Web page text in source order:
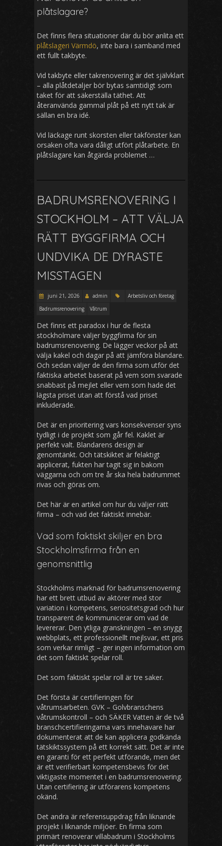
plåtslagare?
Det finns flera situationer där du bör anlita ett
plåtslageri Värmdö, inte bara i samband med
ett fullt takbyte.
Vid takbyte eller takrenovering är det självklart
– alla plåtdetaljer bör bytas samtidigt som
taket för att säkerställa täthet. Att
återanvända gammal plåt på ett nytt tak är
sällan en bra idé.
Vid läckage runt skorsten eller takfönster kan
orsaken ofta vara dåligt utfört plåtarbete. En
plåtslagare kan åtgärda problemet …
BADRUMSRENOVERING I
STOCKHOLM – ATT VÄLJA
RÄTT BYGGFIRMA OCH
UNDVIKA DE DYRASTE
MISSTAGEN
juni 21, 2026 admin
Arbetsliv och företag
Badrumsrenovering
Våtrum
Det finns ett paradox i hur de flesta
stockholmare väljer byggfirma för sin
badrumsrenovering. De lägger veckor på att
välja kakel och dagar på att jämföra blandare.
Och sedan väljer de den firma som utför det
faktiska arbetet baserat på vem som svarade
snabbast på mejlet eller vem som hade det
lägsta priset utan att förstå vad priset
inkluderade.
Det är en prioritering vars konsekvenser syns
tydligt i de projekt som går fel. Kaklet är
perfekt valt. Blandarens design är
genomtänkt. Och tätskiktet är felaktigt
applicerat, fukten har tagit sig in bakom
väggarna och om tre år ska hela badrummet
rivas och göras om.
Det här är en artikel om hur du väljer rätt
firma – och vad det faktiskt innebär.
Vad som faktiskt skiljer en bra
Stockholmsfirma från en
genomsnittlig
Stockholms marknad för badrumsrenovering
har ett brett utbud av aktörer med stor
variation i kompetens, seriositetsgrad och hur
transparent de kommunicerar om vad de
levererar. Den ytliga granskningen – en snygg
webbplats, ett professionellt mejlsvar, ett pris
som verkar rimligt – ger ingen information om
det som faktiskt spelar roll.
Det som faktiskt spelar roll är tre saker.
Det första är certifieringen för
våtrumsarbeten. GVK – Golvbranschens
våtrumskontroll – och SÄKER Vatten är de två
branschcertifieringarna vars innehavare har
dokumenterat att de kan applicera godkända
tätskiktssystem på ett korrekt sätt. Det är inte
en garanti för ett perfekt utförande, men det
är ett verifierbart kompetensbevis för det
viktigaste momentet i en badrumsrenovering.
Utan certifiering är utförarens kompetens
okänd.
Det andra är referensuppdrag från liknande
projekt i liknande miljöer. En firma som
primärt renoverar villabadrum i Stockholms